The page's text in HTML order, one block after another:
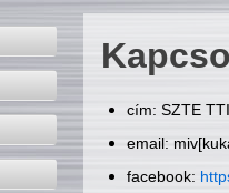
cím: SZTE
email:
facebook: